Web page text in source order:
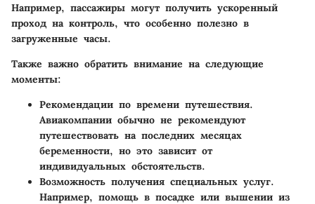
Например, пассажиры могут получить ускоренный
проход на контроль, что особенно полезно в
загруженные часы.
Также важно обратить внимание на следующие
моменты:
Рекомендации по времени путешествия.
Авиакомпании обычно не рекомендуют
путешествовать на последних месяцах
беременности, но это зависит от
индивидуальных обстоятельств.
Возможность получения специальных услуг.
Например, помощь в посадке или вышении из